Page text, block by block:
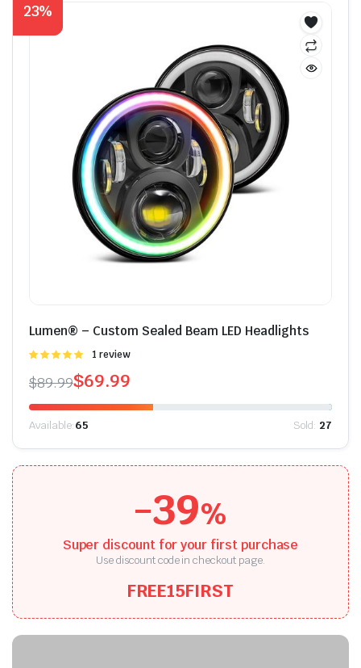
23%
Lumen® – Custom Sealed Beam LED Headlights
Được
5.005 sao
1 review
$89.99$69.99
Available:65 Sold: 27
-39%
Super discount for your first purchase
Use discount code in checkout page.
FREE15FIRST